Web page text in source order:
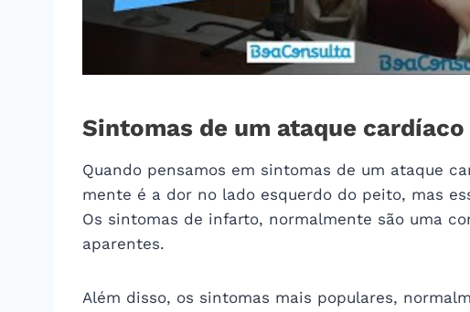
Sintomas de um ataque cardíaco
Quando pensamos em sintomas de um ataque
mente é a dor no lado esquerdo do peito, mas
Os sintomas de infarto, normalmente são uma
aparentes.
Além disso, os sintomas mais populares,